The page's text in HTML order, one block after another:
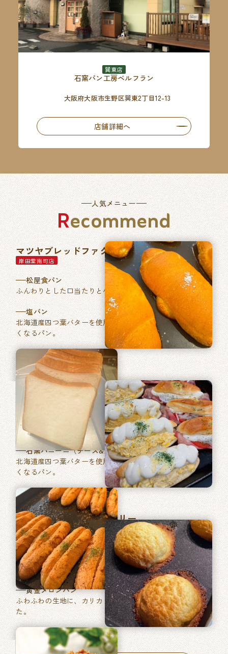
巽東店
石窯パン工房ベルフラン
大阪府大阪市生野区巽東2丁目12-13
店舗詳細へ
人気メニュー
Recommend
マツヤブレッドファクトリー
岸田堂南町店
松屋食パン
ふんわりとした口当たりと小麦本来の香りが特徴。
塩パン
北海道産四つ葉バターを使用した、あきのこない毎日食べた
くなるパン。
石窯パン工房ベルフラン
特製ふくやの明太フランス
フランスパンに「ふくや」ブランドの明太バターを塗り焼き
あげました。
石窯パニーニ（チーズ&たまご／ベーコントマト）
北海道産四つ葉バターを使用した、あきのこない毎日食べた
くなるパン。
マツヤブレッドファクトリー
巽東店
牛肉ゴロッとカレーパン
牛肉がゴロッと入った特製カレーをたっぷりと使った自慢の
一品です。
黄金メロンパン
ふわふわの生地に、カリカリ食感のメロン皮を包みあげまし
た。